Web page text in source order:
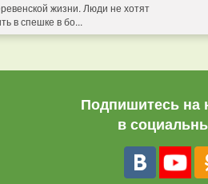
жизни. Люди не хотят
в спешке в бо...
Подпишитесь на
в